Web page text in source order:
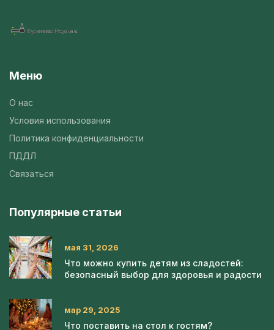
Меню
О нас
Условия использования
Политика конфиденциальности
ПДДЛ
Связаться
Популярные статьи
мая 31, 2026
Что можно купить детям из сладостей:
безопасный выбор для здоровья и радости
мар 29, 2025
Что поставить на стол к гостям?